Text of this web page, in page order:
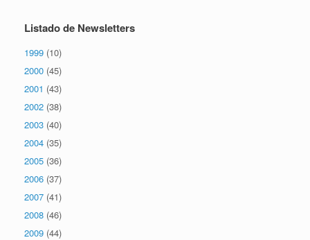
Listado de Newsletters
1999 (10)
2000 (45)
2001 (43)
2002 (38)
2003 (40)
2004 (35)
2005 (36)
2006 (37)
2007 (41)
2008 (46)
2009 (44)